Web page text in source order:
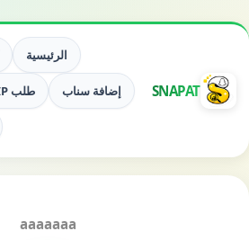
SNAPAT
الرئيسية
إضافة سناب طلب VIP
aaaaaaa